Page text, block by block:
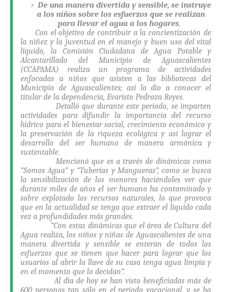
De una manera divertida y sensible, se instruye
a los niños sobre los esfuerzos que se realizan
para llevar el agua a los hogares.
Con el objetivo de contribuir a la concientización de
la niñez y la juventud en el manejo y buen uso del vital
líquido, la Comisión Ciudadana de Agua Potable y
Alcantarillado del Municipio de Aguascalientes
(CCAPAMA) realiza un programa de actividades
enfocadas a niños que asisten a las bibliotecas del
Municipio de Aguascalientes; así lo dio a conocer el
titular de la dependencia, Evaristo Pedroza Reyes.
Detalló que durante este periodo, se imparten
actividades para difundir la importancia del recurso
hídrico para el bienestar social, crecimiento económico y
la preservación de la riqueza ecológica y así lograr el
desarrollo del ser humano de manera armónica y
sustentable.
Mencionó que es a través de dinámicas como
“Somos Agua” y “Tuberías y Mangueras”, como se busca
la sensibilización de los menores haciéndoles ver que
durante miles de años el ser humano ha contaminado y
sobre explotado los recursos naturales, lo que provoca
que en la actualidad se tenga que extraer el líquido cada
vez a profundidades más grandes.
“Con estas dinámicas que el área de Cultura del
Agua realiza, los niños y niñas de Aguascalientes de una
manera divertida y sensible se enteran de todos los
esfuerzos que se tienen que hacer para lograr que los
usuarios al abrir la llave de su casa tenga agua limpia y
en el momento que lo decidan”.
Al día de hoy se han visto beneficiadas más de
600 personas tan sólo en el periodo vacacional, y se ha